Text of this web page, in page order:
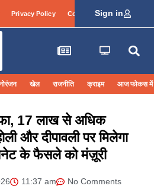
Privacy Policy Contact Info Login
Sign in
खेल राजनीति क्राइम आज फोकस में
17 लाख से अधिक
और दीपावली पर मिलेगा
के फैसले को मंज़ूरी
11:37 am No Comments